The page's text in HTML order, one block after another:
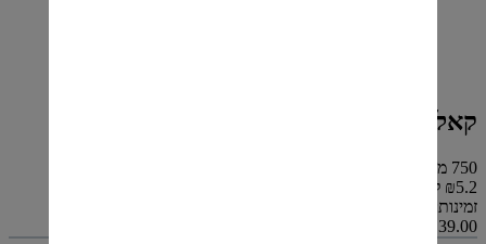
קאלווה סירה
750 מ"ל
₪5.2 ל 100 מ"ל
זמינות: אזל מהמלאי
₪39.00